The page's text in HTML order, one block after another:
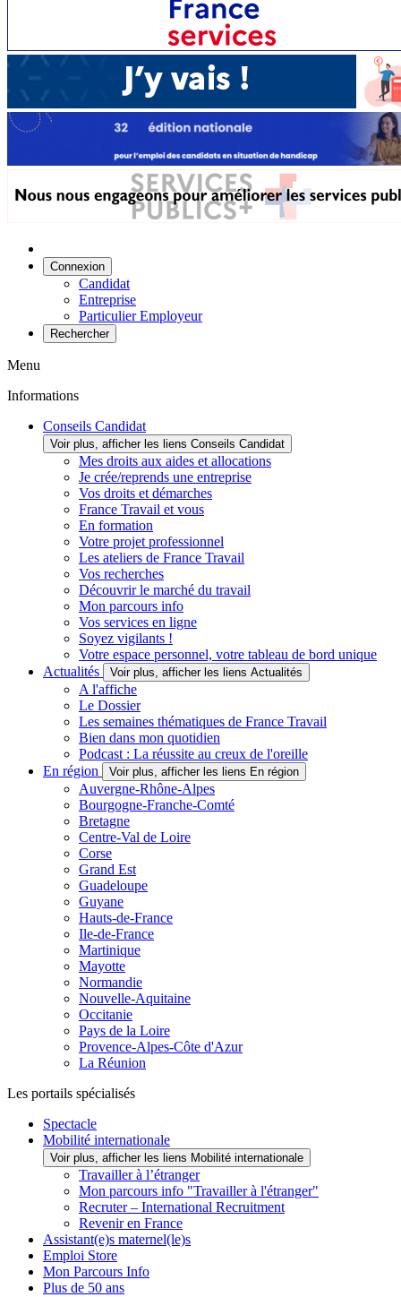
Connexion
Candidat
Entreprise
Particulier Employeur
Rechercher
Menu
Informations
Conseils Candidat
Voir plus, afficher les liens Conseils Candidat
Mes droits aux aides et allocations
Je crée/reprends une entreprise
Vos droits et démarches
France Travail et vous
En formation
Votre projet professionnel
Les ateliers de France Travail
Vos recherches
Découvrir le marché du travail
Mon parcours info
Vos services en ligne
Soyez vigilants !
Votre espace personnel, votre tableau de bord unique
Actualités
Voir plus, afficher les liens Actualités
A l'affiche
Le Dossier
Les semaines thématiques de France Travail
Bien dans mon quotidien
Podcast : La réussite au creux de l'oreille
En région
Voir plus, afficher les liens En région
Auvergne-Rhône-Alpes
Bourgogne-Franche-Comté
Bretagne
Centre-Val de Loire
Corse
Grand Est
Guadeloupe
Guyane
Hauts-de-France
Ile-de-France
Martinique
Mayotte
Normandie
Nouvelle-Aquitaine
Occitanie
Pays de la Loire
Provence-Alpes-Côte d'Azur
La Réunion
Les portails spécialisés
Spectacle
Mobilité internationale
Voir plus, afficher les liens Mobilité internationale
Travailler à l’étranger
Mon parcours info "Travailler à l'étranger"
Recruter – International Recruitment
Revenir en France
Assistant(e)s maternel(le)s
Emploi Store
Mon Parcours Info
Plus de 50 ans